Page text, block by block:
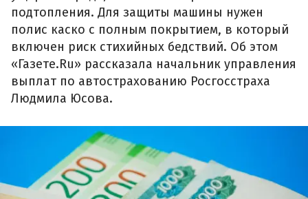
подтопления. Для защиты машины нужен
полис каско с полным покрытием, в который
включен риск стихийных бедствий. Об этом
«Газете.Ru» рассказала начальник управления
выплат по автострахованию Росгосстраха
Людмила Юсова.